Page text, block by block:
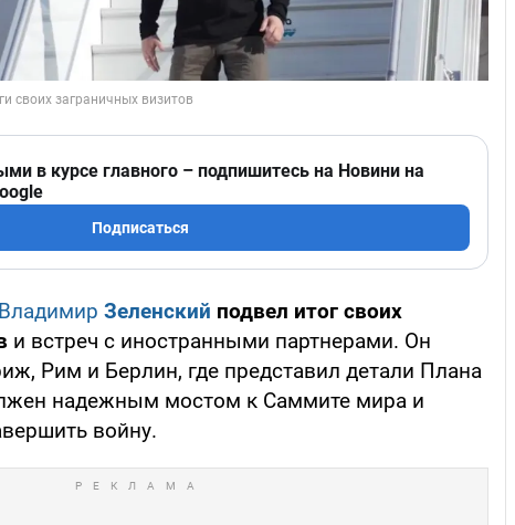
в курсе главного – подпишитесь на Новини на
Подписаться
Владимир Зеленский подвел итог своих
и встреч с иностранными партнерами. Он
Рим и Берлин, где представил детали Плана
надежным мостом к Саммите мира и
войну.